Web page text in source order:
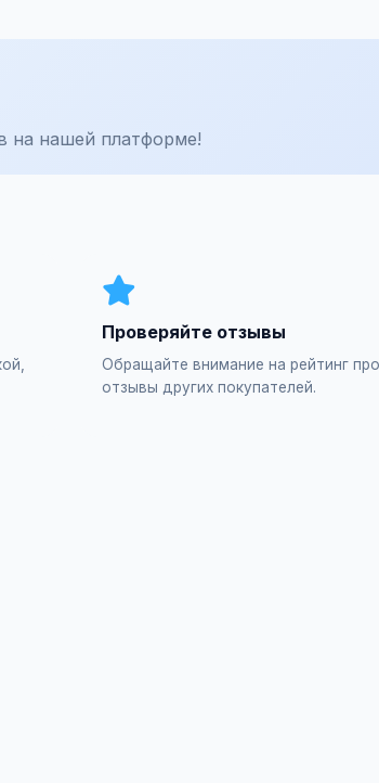
на нашей платформе!
Проверяйте отзывы
Обращайте внимание на рейтинг
отзывы других покупателей.